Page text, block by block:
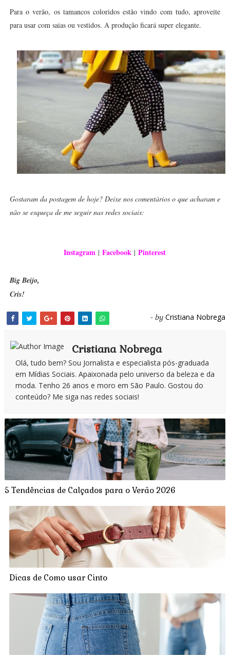
Para o verão, os tamancos coloridos estão vindo com tudo, aproveite
para usar com saias ou vestidos. A produção ficará super elegante.
Gostaram da postagem de hoje? Deixe nos comentários o que acharam e
não se esqueça de me seguir nas redes sociais:
Instagram |Facebook |Pinterest
Big Beijo,
Cris!
- by Cristiana Nobrega
Cristiana Nobrega
Olá, tudo bem? Sou Jornalista e especialista pós-graduada
em Mídias Sociais. Apaixonada pelo universo da beleza e da
moda. Tenho 26 anos e moro em São Paulo. Gostou do
conteúdo? Me siga nas redes sociais!
5 Tendências de Calçados para o Verão 2026
Dicas de Como usar Cinto